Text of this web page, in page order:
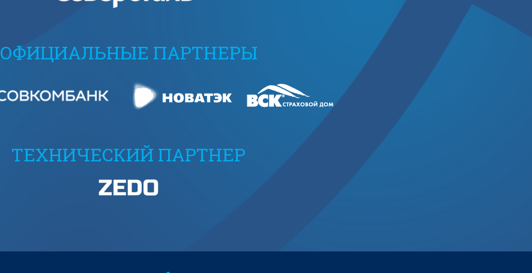
ОФИЦИАЛЬНЫЕ ПАРТНЕРЫ
ТЕХНИЧЕСКИЙ ПАРТНЕР